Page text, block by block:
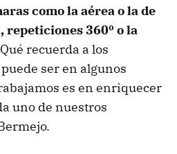
como la aérea o la de
repeticiones 360º o la
recuerda a los
ser en algunos
es en enriquecer
uno de nuestros